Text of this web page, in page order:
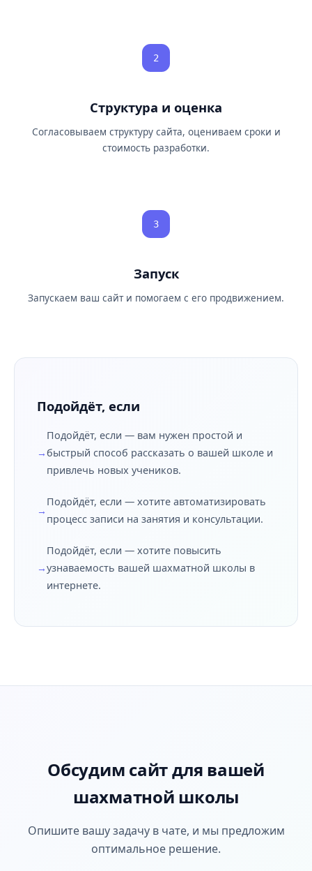
2
Структура и оценка
Согласовываем структуру сайта, оцениваем сроки и
стоимость разработки.
3
Запуск
Запускаем ваш сайт и помогаем с его продвижением.
Подойдёт, если
Подойдёт, если — вам нужен простой и
быстрый способ рассказать о вашей школе и
привлечь новых учеников.
Подойдёт, если — хотите автоматизировать
процесс записи на занятия и консультации.
Подойдёт, если — хотите повысить
узнаваемость вашей шахматной школы в
интернете.
Обсудим сайт для вашей
шахматной школы
Опишите вашу задачу в чате, и мы предложим
оптимальное решение.